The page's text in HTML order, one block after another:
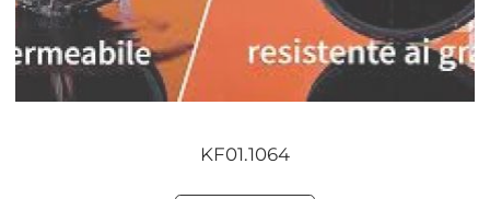
KF01.1064